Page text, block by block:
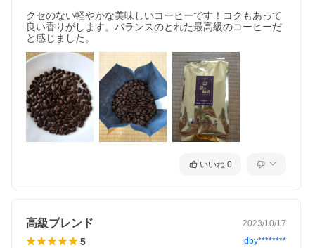
クセのない軽やかな美味しいコーヒーです！コクもあって
良い香りがします。バランスのとれた最高級のコーヒーだ
と感じました。
いいね 0
高級ブレンド 2023/10/17
5 dby********